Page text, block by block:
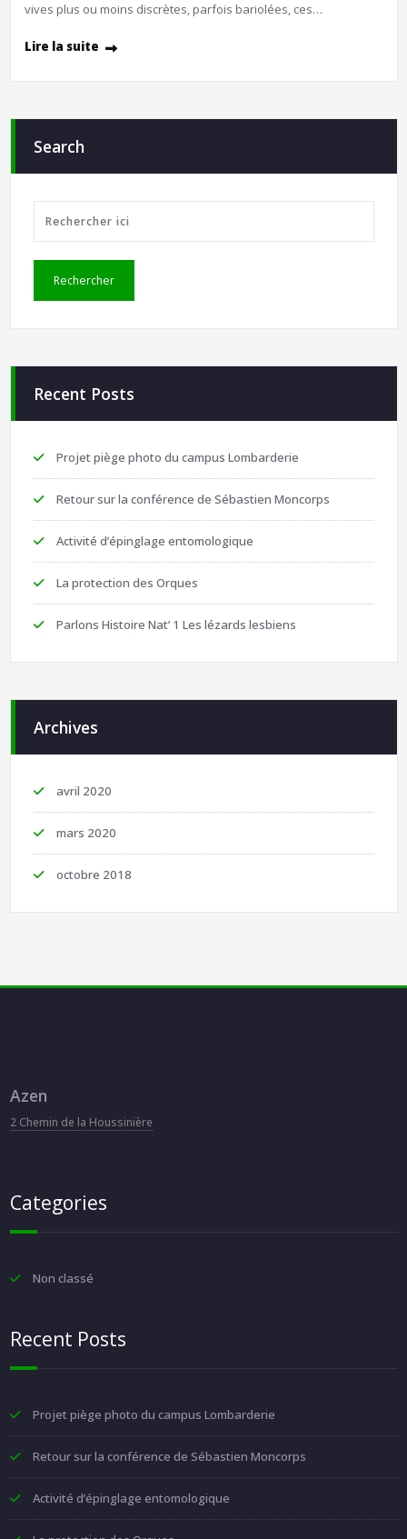
vives plus ou moins discrètes, parfois bariolées, ces…
Lire la suite
Search
Recent Posts
Projet piège photo du campus Lombarderie
Retour sur la conférence de Sébastien Moncorps
Activité d’épinglage entomologique
La protection des Orques
Parlons Histoire Nat’ 1 Les lézards lesbiens
Archives
avril 2020
mars 2020
octobre 2018
Azen
2 Chemin de la Houssinière
Categories
Non classé
Recent Posts
Projet piège photo du campus Lombarderie
Retour sur la conférence de Sébastien Moncorps
Activité d’épinglage entomologique